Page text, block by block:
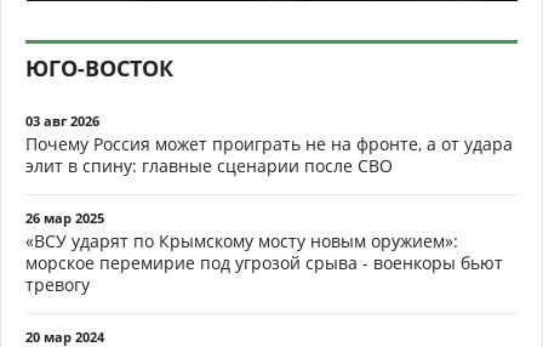
ЮГО-ВОСТОК
03 авг 2026
Почему Россия может проиграть не на фронте, а от удара
элит в спину: главные сценарии после СВО
26 мар 2025
«ВСУ ударят по Крымскому мосту новым оружием»:
морское перемирие под угрозой срыва - военкоры бьют
тревогу
20 мар 2024